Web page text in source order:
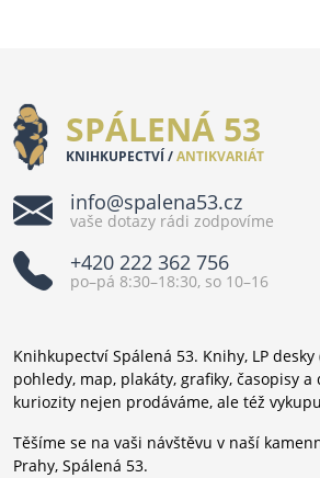
SPÁLENÁ 53
KNIHKUPECTVÍ /ANTIKVARIÁT
info@spalena53.cz
vaše dotazy rádi zodpovíme
+420 222 362 756
po–pá 8:30–18:30, so 10–16
Knihkupectví Spálená 53. Knihy, LP desky
pohledy, map, plakáty, grafiky, časopisy
kuriozity nejen prodáváme, ale též
Těšíme se na vaši návštěvu v naší
Prahy, Spálená 53.